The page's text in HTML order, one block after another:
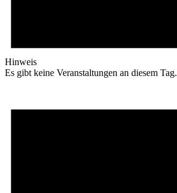
Hinweis
Es gibt keine Veranstaltungen an diesem Tag.